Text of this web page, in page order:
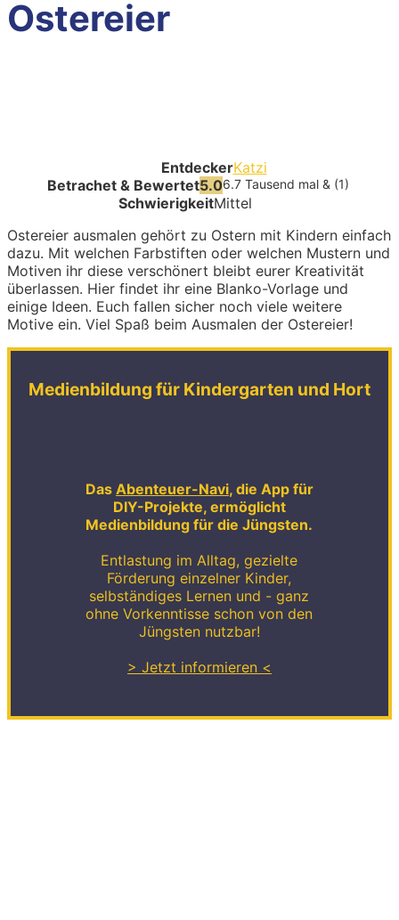
Ostereier
EntdeckerKatzi
Betrachet & Bewertet5.06.7 Tausend mal & (1)
SchwierigkeitMittel
Ostereier ausmalen gehört zu Ostern mit Kindern einfach
dazu. Mit welchen Farbstiften oder welchen Mustern und
Motiven ihr diese verschönert bleibt eurer Kreativität
überlassen. Hier findet ihr eine Blanko-Vorlage und
einige Ideen. Euch fallen sicher noch viele weitere
Motive ein. Viel Spaß beim Ausmalen der Ostereier!
Medienbildung für Kindergarten und Hort
Das Abenteuer-Navi, die App für
DIY-Projekte, ermöglicht
Medienbildung für die Jüngsten.
Entlastung im Alltag, gezielte
Förderung einzelner Kinder,
selbständiges Lernen und - ganz
ohne Vorkenntisse schon von den
Jüngsten nutzbar!
> Jetzt informieren <